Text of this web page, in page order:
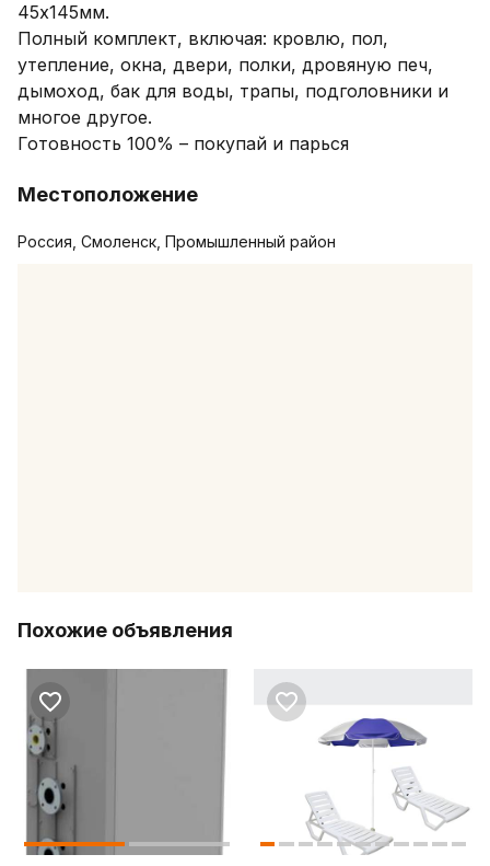
45х145мм.
Полный комплект, включая: кровлю, пол,
утепление, окна, двери, полки, дровяную печ,
дымоход, бак для воды, трапы, подголовники и
многое другое.
Готовность 100% – покупай и парься
Местоположение
Россия, Смоленск, Промышленный район
Похожие объявления